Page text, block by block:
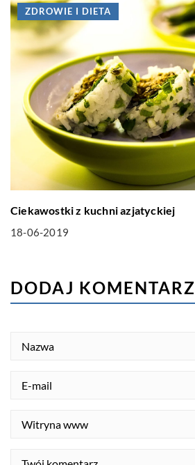
ZDROWIE I DIETA
Ciekawostki z kuchni azjatyckiej
18-06-2019
DODAJ KOMENTARZ